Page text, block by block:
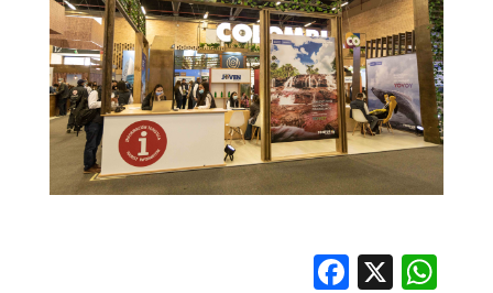
Facebook
X